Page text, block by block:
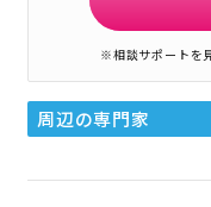
※相談サポートを
周辺の専門家